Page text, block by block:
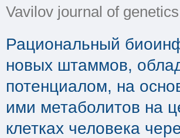
Vavilov journal of
Рациональный
новых штаммов,
потенциалом, на
ими метаболитов на
клетках человека